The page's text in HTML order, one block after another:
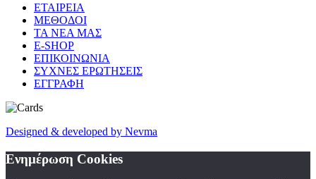
ΕΤΑΙΡΕΙΑ
ΜΕΘΟΔΟΙ
ΤΑ ΝΕΑ ΜΑΣ
E-SHOP
ΕΠΙΚΟΙΝΩΝΙΑ
ΣΥΧΝΕΣ ΕΡΩΤΗΣΕΙΣ
ΕΓΓΡΑΦΗ
Designed & developed by Nevma
Ενημέρωση Cookies